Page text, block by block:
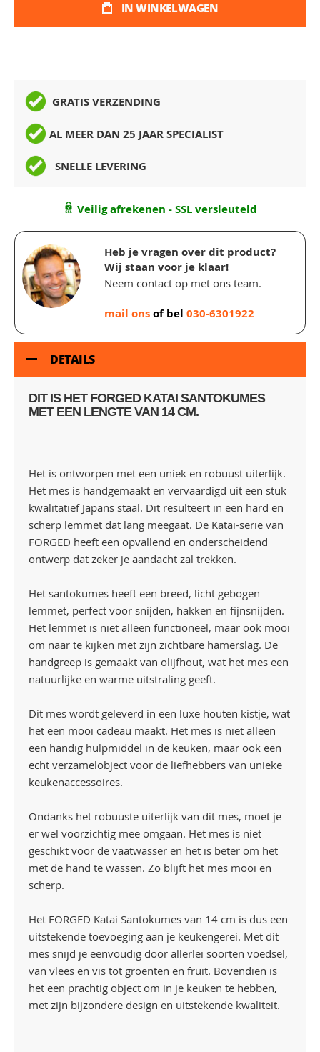
IN WINKELWAGEN
GRATIS VERZENDING
AL MEER DAN 25 JAAR SPECIALIST
SNELLE LEVERING
Veilig afrekenen - SSL versleuteld
Heb je vragen over dit product?
Wij staan voor je klaar!
Neem contact op met ons team.
mail onsof bel 030-6301922
DETAILS
DIT IS HET FORGED KATAI SANTOKUMES
MET EEN LENGTE VAN 14 CM.
Het is ontworpen met een uniek en robuust uiterlijk.
Het mes is handgemaakt en vervaardigd uit een stuk
kwalitatief Japans staal. Dit resulteert in een hard en
scherp lemmet dat lang meegaat. De Katai-serie van
FORGED heeft een opvallend en onderscheidend
ontwerp dat zeker je aandacht zal trekken.
Het santokumes heeft een breed, licht gebogen
lemmet, perfect voor snijden, hakken en fijnsnijden.
Het lemmet is niet alleen functioneel, maar ook mooi
om naar te kijken met zijn zichtbare hamerslag. De
handgreep is gemaakt van olijfhout, wat het mes een
natuurlijke en warme uitstraling geeft.
Dit mes wordt geleverd in een luxe houten kistje, wat
het een mooi cadeau maakt. Het mes is niet alleen
een handig hulpmiddel in de keuken, maar ook een
echt verzamelobject voor de liefhebbers van unieke
keukenaccessoires.
Ondanks het robuuste uiterlijk van dit mes, moet je
er wel voorzichtig mee omgaan. Het mes is niet
geschikt voor de vaatwasser en het is beter om het
met de hand te wassen. Zo blijft het mes mooi en
scherp.
Het FORGED Katai Santokumes van 14 cm is dus een
uitstekende toevoeging aan je keukengerei. Met dit
mes snijd je eenvoudig door allerlei soorten voedsel,
van vlees en vis tot groenten en fruit. Bovendien is
het een prachtig object om in je keuken te hebben,
met zijn bijzondere design en uitstekende kwaliteit.